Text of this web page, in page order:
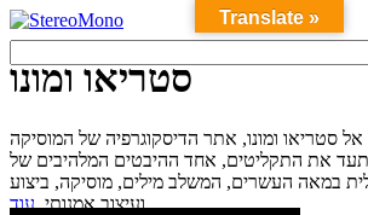
סטריאו ומונו
סטריאו ומונו, אתר הדיסקוגרפיה של המוסיקה
את התקליטים, אחד ההיבטים המלהיבים של
במאה העשרים, המשלב מילים, מוסיקה, ביצוע
ועיצוב אמנותי.עוד...
Translate »